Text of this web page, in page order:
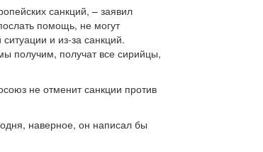
санкций, – заявил
помощь, не могут
и из-за санкций.
получим, получат все сирийцы,
не отменит санкции против
наверное, он написал бы